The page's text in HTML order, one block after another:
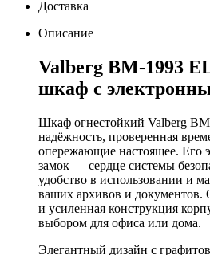
Доставка
Описание
Valberg BM-1993
шкаф с
Шкаф огнестойкий Valberg
надёжность, проверенная
опережающие настоящее. Его
замок — сердце системы
удобство в использовании и
ваших архивов и документов.
и усиленная конструкция
выбором для офиса или дома.
Элегантный дизайн с